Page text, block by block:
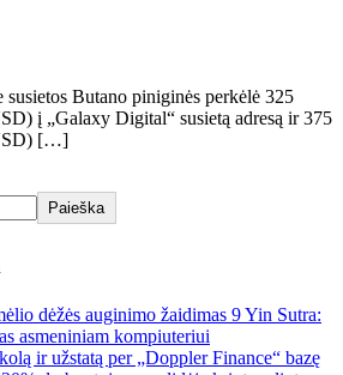
susietos Butano piniginės perkėlė 325
į „Galaxy Digital“ susietą adresą ir 375
[…]
Paieška
dėžės auginimo žaidimas 9 Yin Sutra:
asmeniniam kompiuteriui
ir užstatą per „Doppler Finance“ bazę